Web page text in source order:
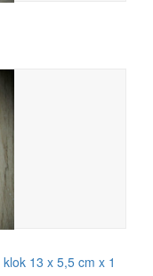
13 x 5,5 cm x 1